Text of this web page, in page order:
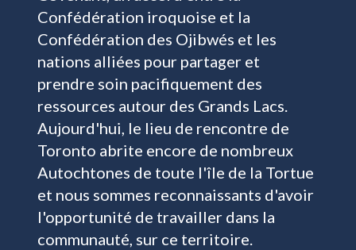
Confédération iroquoise et la
Confédération des Ojibwés et les
nations alliées pour partager et
prendre soin pacifiquement des
ressources autour des Grands Lacs.
Aujourd'hui, le lieu de rencontre de
Toronto abrite encore de nombreux
Autochtones de toute l'île de la Tortue
et nous sommes reconnaissants d'avoir
l'opportunité de travailler dans la
communauté, sur ce territoire.